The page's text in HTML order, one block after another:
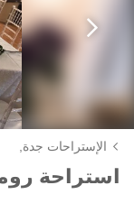
الإستراحات جدة,
استراحة